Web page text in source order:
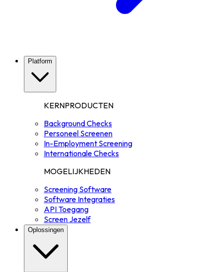
Platform
KERNPRODUCTEN
Background Checks
Personeel Screenen
In-Employment Screening
Internationale Checks
MOGELIJKHEDEN
Screening Software
Software Integraties
API Toegang
Screen Jezelf
Oplossingen